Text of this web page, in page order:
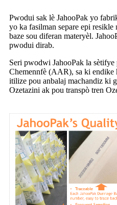
Pwodui sak lè JahooPak yo
yo ka fasilman separe epi
baze sou diferan materyèl.
pwodui dirab.
Seri pwodwi JahooPak la
Chemennfè (AAR), sa ki endike
itilize pou anbalaj machandiz ki
Ozetazini ak pou transpò tren